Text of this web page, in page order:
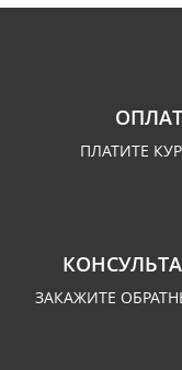
ПЛАТИТЕ
ЗАКАЖИТЕ